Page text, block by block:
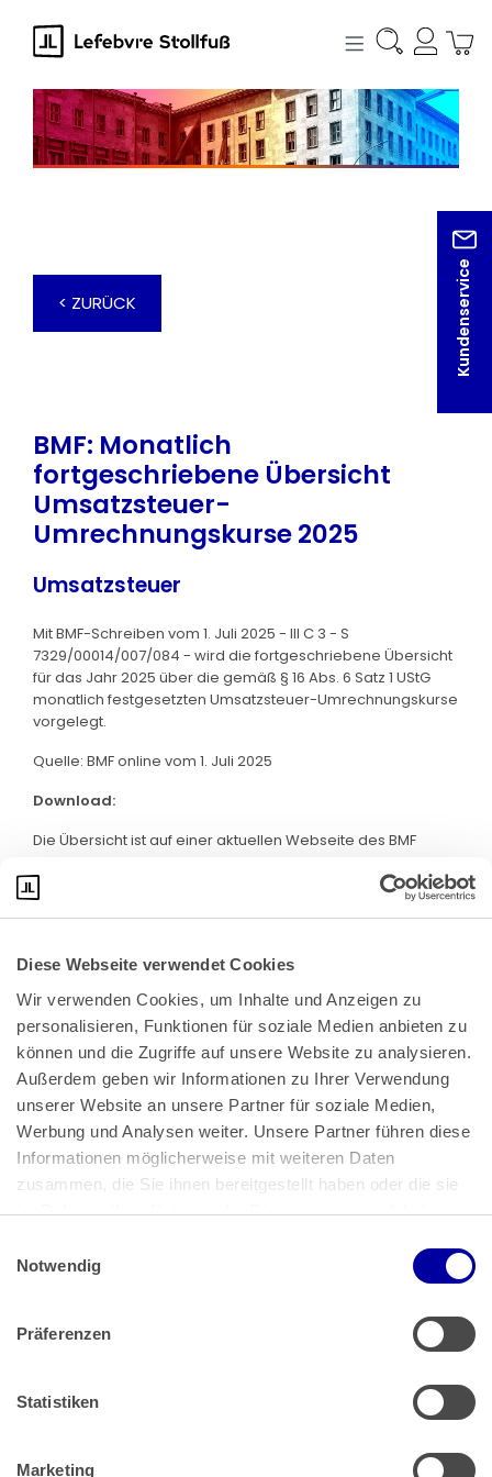
Diese Webseite verwendet Cookies
Wir verwenden Cookies, um Inhalte und Anzeigen zu
personalisieren, Funktionen für soziale Medien anbieten zu
können und die Zugriffe auf unsere Website zu analysieren.
Außerdem geben wir Informationen zu Ihrer Verwendung
unserer Website an unsere Partner für soziale Medien,
Werbung und Analysen weiter. Unsere Partner führen diese
Informationen möglicherweise mit weiteren Daten
zusammen, die Sie ihnen bereitgestellt haben oder die sie
im Rahmen Ihrer Nutzung der Dienste gesammelt haben.
Impressum
Notwendig
Präferenzen
Statistiken
Marketing
springen
Kundenservice
< ZURÜCK
BMF: Monatlich
fortgeschriebene Übersicht
Umsatzsteuer-
Umrechnungskurse 2025
Umsatzsteuer
Mit BMF-Schreiben vom 1. Juli 2025 - III C 3 - S
7329/00014/007/084 - wird die fortgeschriebene Übersicht
für das Jahr 2025 über die gemäß § 16 Abs. 6 Satz 1 UStG
monatlich festgesetzten Umsatzsteuer-Umrechnungskurse
vorgelegt.
Quelle: BMF online vom 1. Juli 2025
Download:
Die Übersicht ist auf einer aktuellen Webseite des BMF
Bundeskanzlerplatz 2
53113 Bonn
Pressemitteilungen|AGB
Impressum|Datenschutz
Muster Widerrufsformular (PDF)